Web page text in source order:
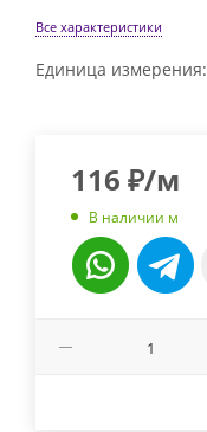
Все характеристики
Единица измерения:
116 ₽/м
В наличии м